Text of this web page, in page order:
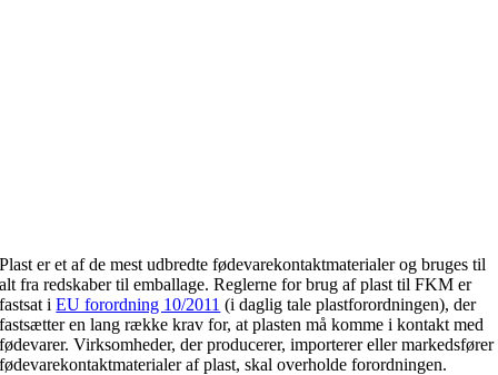
Plast er et af de mest udbredte fødevarekontaktmaterialer og bruges til
alt fra redskaber til emballage. Reglerne for brug af plast til FKM er
fastsat iEU forordning 10/2011 (i daglig tale plastforordningen), der
fastsætter en lang række krav for, at plasten må komme i kontakt med
fødevarer. Virksomheder, der producerer, importerer eller markedsfører
fødevarekontaktmaterialer af plast, skal overholde forordningen.